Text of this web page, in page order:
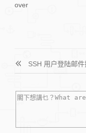
over
SSH 用户登陆邮件